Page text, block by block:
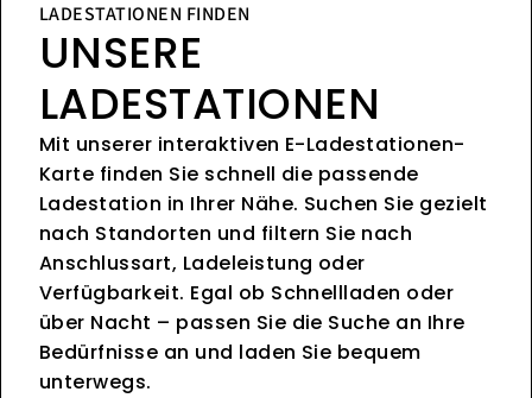
LADESTATIONEN FINDEN
UNSERE
LADESTATIONEN
Mit unserer interaktiven E-Ladestationen-
Karte finden Sie schnell die passende
Ladestation in Ihrer Nähe. Suchen Sie gezielt
nach Standorten und filtern Sie nach
Anschlussart, Ladeleistung oder
Verfügbarkeit. Egal ob Schnellladen oder
über Nacht – passen Sie die Suche an Ihre
Bedürfnisse an und laden Sie bequem
unterwegs.